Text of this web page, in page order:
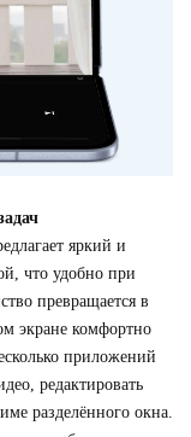
яркий и
что удобно при
превращается в
экране комфортно
приложений
редактировать
разделённого окна.